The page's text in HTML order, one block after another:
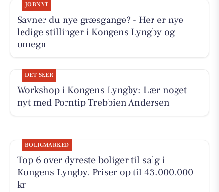
JOBNYT
Savner du nye græsgange? - Her er nye
ledige stillinger i Kongens Lyngby og
omegn
DET SKER
Workshop i Kongens Lyngby: Lær noget
nyt med Porntip Trebbien Andersen
BOLIGMARKED
Top 6 over dyreste boliger til salg i
Kongens Lyngby. Priser op til 43.000.000
kr